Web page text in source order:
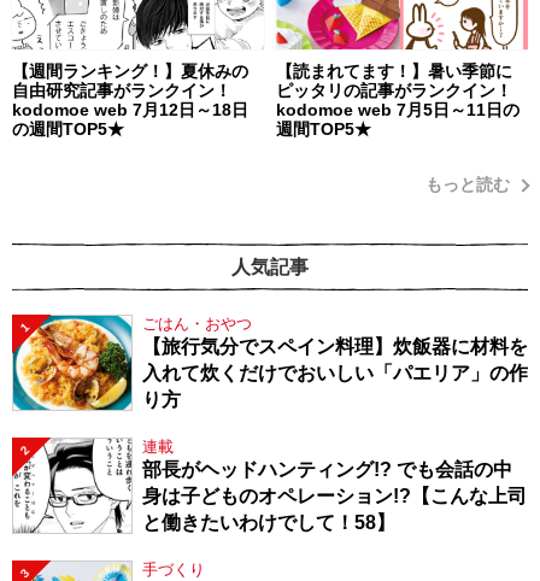
【週間ランキング！】夏休みの
自由研究記事がランクイン！
kodomoe web 7月12日～18日
の週間TOP5★
【読まれてます！】暑い季節に
ピッタリの記事がランクイン！
kodomoe web 7月5日～11日の
週間TOP5★
もっと読む
人気記事
1 ごはん・おやつ
【旅行気分でスペイン料理】炊飯器に材料を
入れて炊くだけでおいしい「パエリア」の作
り方
2 連載
部長がヘッドハンティング!? でも会話の中
身は子どものオペレーション!?【こんな上司
と働きたいわけでして！58】
3 手づくり